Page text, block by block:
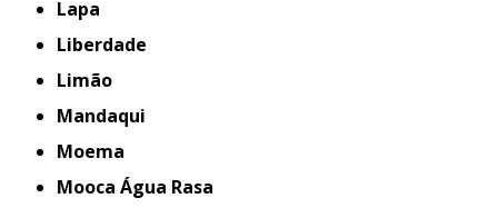
Lapa
Liberdade
Limão
Mandaqui
Moema
Mooca Água Rasa